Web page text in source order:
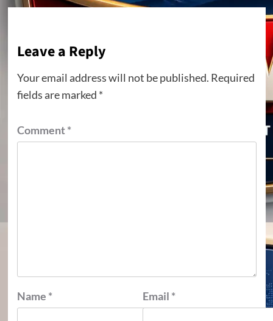
Leave a Reply
Your email address will not be published. Required
fields are marked *
Comment*
Name * Email *